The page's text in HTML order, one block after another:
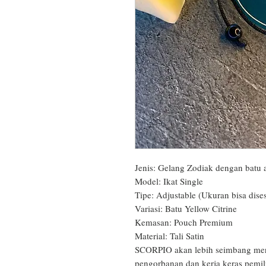
Jenis: Gelang Zodiak dengan batu
Model: Ikat Single
Tipe: Adjustable (Ukuran bisa
Variasi: Batu Yellow Citrine
Kemasan: Pouch Premium
Material: Tali Satin
SCORPIO akan lebih seimbang
pengorbanan dan kerja keras